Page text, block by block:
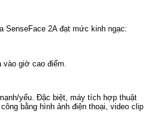
SenseFace 2A đạt mức kinh ngạc:
vào giờ cao điểm.
yếu. Đặc biệt, máy tích hợp thuật
bằng hình ảnh điện thoại, video clip